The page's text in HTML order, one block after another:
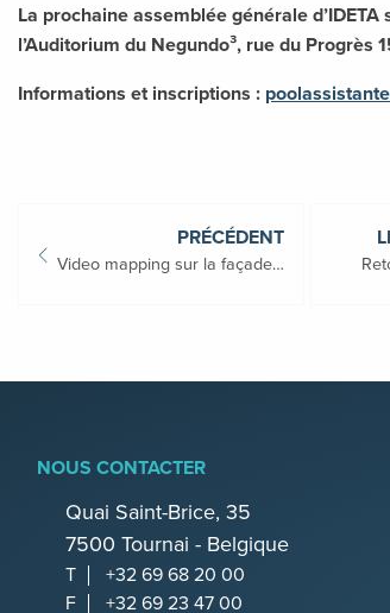
La prochaine assemblée générale
l’Auditorium du Negundo³, rue du Progrès
Informations et inscriptions :
PRÉCÉDENT
Video mapping sur la façade du Carré Janson
NOUS CONTACTER
Quai Saint-Brice, 35
7500 Tournai - Belgique
T
+32 69 68 20 00
F
+32 69 23 47 00